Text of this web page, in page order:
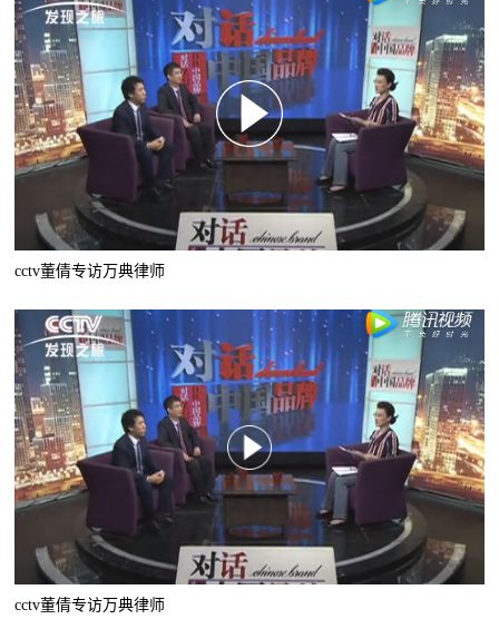
cctv董倩专访万典律师
cctv董倩专访万典律师